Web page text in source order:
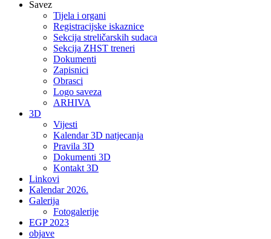
Savez
Tijela i organi
Registracijske iskaznice
Sekcija streličarskih sudaca
Sekcija ZHST treneri
Dokumenti
Zapisnici
Obrasci
Logo saveza
ARHIVA
3D
Vijesti
Kalendar 3D natjecanja
Pravila 3D
Dokumenti 3D
Kontakt 3D
Linkovi
Kalendar 2026.
Galerija
Fotogalerije
EGP 2023
objave